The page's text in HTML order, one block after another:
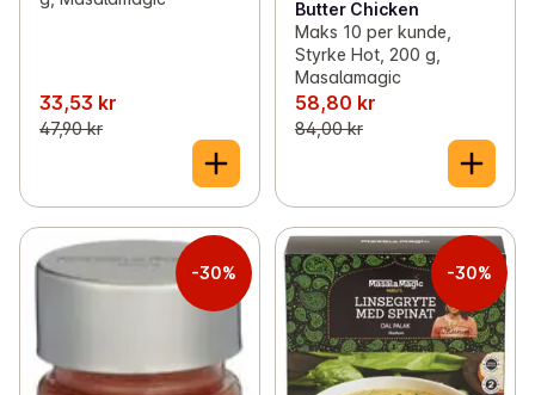
33,53 kr
47,90 kr
Butter Chicken
Maks 10 per kunde,
Styrke Hot, 200 g,
Masalamagic
58,80 kr
84,00 kr
-30% -30%